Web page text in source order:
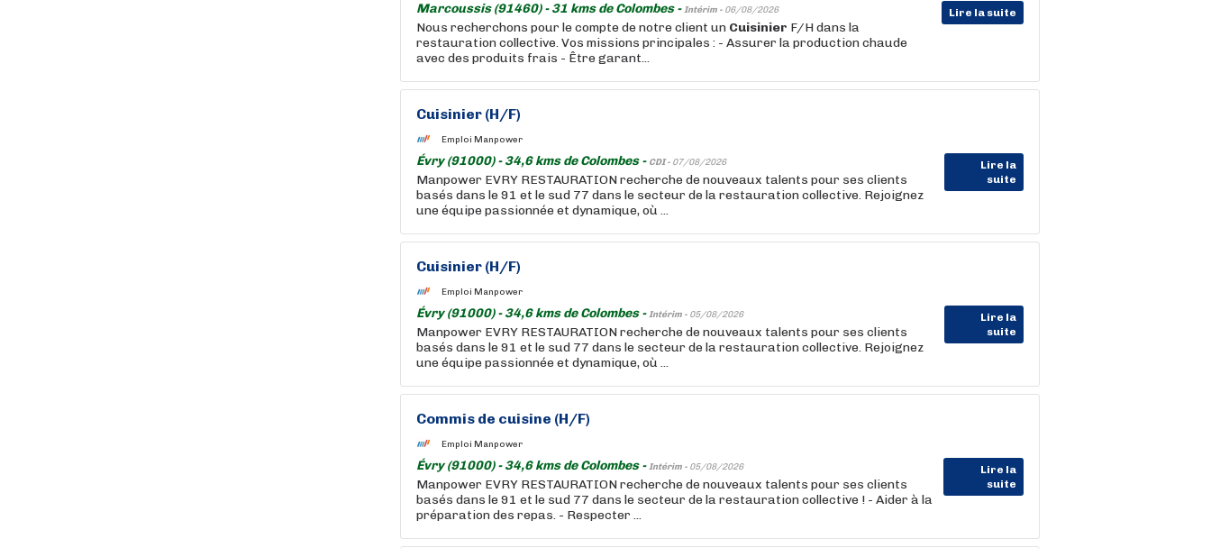
Marcoussis (91460) - 31 kms de Colombes -Intérim - 06/08/2026 Lire la suite
Nous recherchons pour le compte de notre client un Cuisinier F/H dans la
restauration collective. Vos missions principales : - Assurer la production chaude
avec des produits frais - Être garant...
Cuisinier (H/F)
Emploi Manpower
Évry (91000) - 34,6 kms de Colombes - CDI - 07/08/2026
Lire la
suite
Manpower EVRY RESTAURATION recherche de nouveaux talents pour ses clients
basés dans le 91 et le sud 77 dans le secteur de la restauration collective. Rejoignez
une équipe passionnée et dynamique, où ...
Cuisinier (H/F)
Emploi Manpower
Évry (91000) - 34,6 kms de Colombes -Intérim - 05/08/2026
Lire la
suite
Manpower EVRY RESTAURATION recherche de nouveaux talents pour ses clients
basés dans le 91 et le sud 77 dans le secteur de la restauration collective. Rejoignez
une équipe passionnée et dynamique, où ...
Commis de cuisine (H/F)
Emploi Manpower
Évry (91000) - 34,6 kms de Colombes -Intérim - 05/08/2026
Lire la
suite
Manpower EVRY RESTAURATION recherche de nouveaux talents pour ses clients
basés dans le 91 et le sud 77 dans le secteur de la restauration collective ! - Aider à la
préparation des repas. - Respecter ...